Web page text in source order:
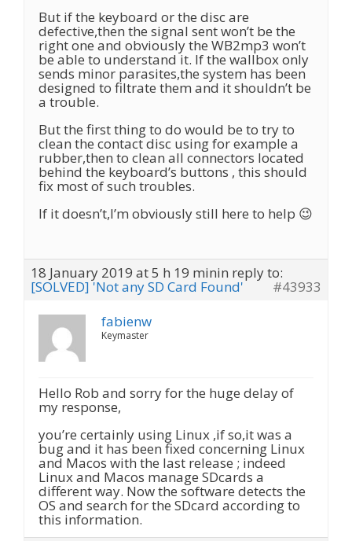
But if the keyboard or the disc are
defective,then the signal sent won’t be the
right one and obviously the WB2mp3 won’t
be able to understand it. If the wallbox only
sends minor parasites,the system has been
designed to filtrate them and it shouldn’t be
a trouble.
But the first thing to do would be to try to
clean the contact disc using for example a
rubber,then to clean all connectors located
behind the keyboard’s buttons , this should
fix most of such troubles.
If it doesn’t,I’m obviously still here to help 😉
18 January 2019 at 5 h 19 minin reply to:
[SOLVED] 'Not any SD Card Found'
#43933
fabienw
Keymaster
Hello Rob and sorry for the huge delay of
my response,
you’re certainly using Linux ,if so,it was a
bug and it has been fixed concerning Linux
and Macos with the last release ; indeed
Linux and Macos manage SDcards a
different way. Now the software detects the
OS and search for the SDcard according to
this information.